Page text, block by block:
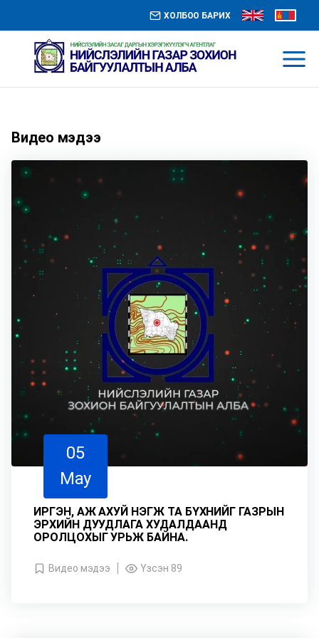
ХОЛБОО БАРИХ
Видео мэдээ
05
May
ИРГЭН, АЖ АХУЙ НЭГЖ ТА БҮХНИЙГ ГАЗРЫН
ЭРХИЙН ДУУДЛАГА ХУДАЛДААНД
ОРОЛЦОХЫГ УРЬЖ БАЙНА.
Видео мэдээ Үзсэн 89